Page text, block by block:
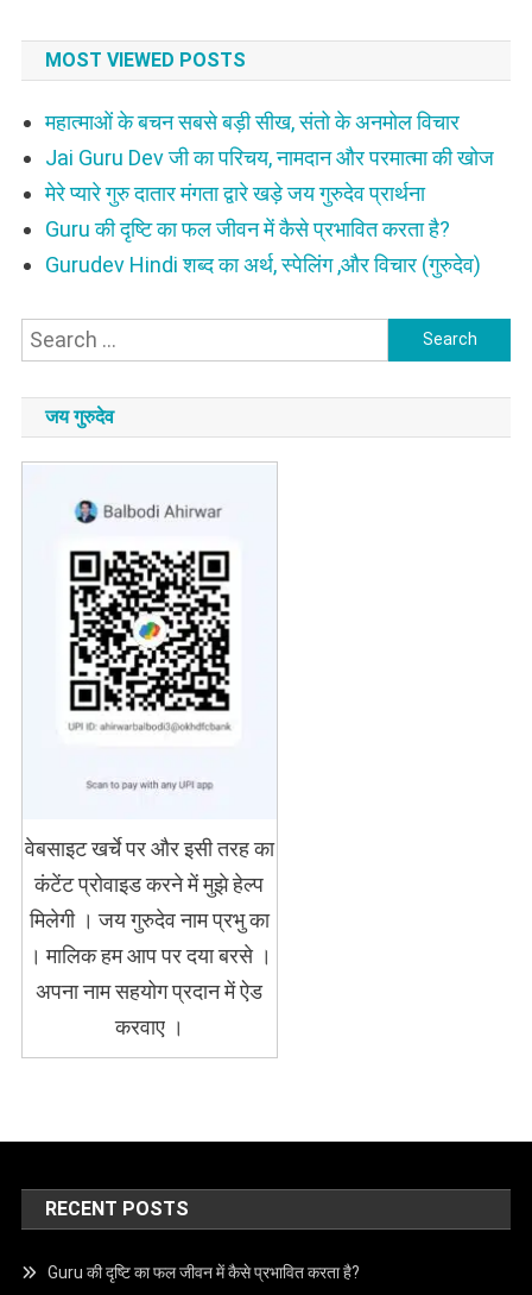
MOST VIEWED POSTS
महात्माओं के बचन सबसे बड़ी सीख, संतो के अनमोल विचार
Jai Guru Dev जी का परिचय, नामदान और परमात्मा की खोज
मेरे प्यारे गुरु दातार मंगता द्वारे खड़े जय गुरुदेव प्रार्थना
Guru की दृष्टि का फल जीवन में कैसे प्रभावित करता है?
Gurudev Hindi शब्द का अर्थ, स्पेलिंग ,और विचार (गुरुदेव)
Search
for:
जय गुरुदेव
वेबसाइट खर्चे पर और इसी तरह का
कंटेंट प्रोवाइड करने में मुझे हेल्प
मिलेगी । जय गुरुदेव नाम प्रभु का
। मालिक हम आप पर दया बरसे ।
अपना नाम सहयोग प्रदान में ऐड
करवाए ।
RECENT POSTS
Guru की दृष्टि का फल जीवन में कैसे प्रभावित करता है?